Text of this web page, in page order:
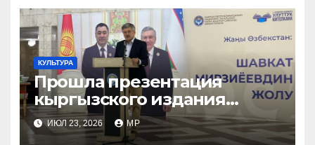
КУЛЬТУРА
Прошла презентация
кыргызского издания
книги «Новый Узбекистан:
путь Шавката Мирзиеева»
ИЮЛ 23, 2026 MP